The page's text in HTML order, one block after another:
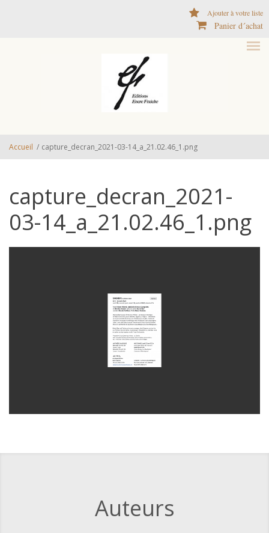
Ajouter à votre liste
Panier d´achat
Accueil / capture_decran_2021-03-14_a_21.02.46_1.png
capture_decran_2021-
03-14_a_21.02.46_1.png
Auteurs